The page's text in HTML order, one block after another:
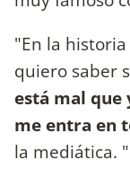
"En la
quiero saber
está mal que
me entra en
la mediática.